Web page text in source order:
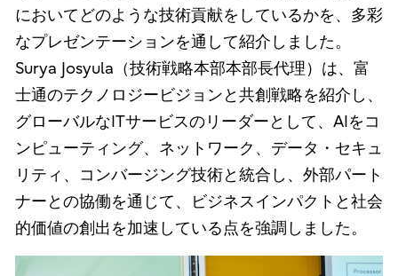
においてどのような技術貢献をしているかを、多彩
なプレゼンテーションを通して紹介しました。
Surya Josyula（技術戦略本部本部長代理）は、富
士通のテクノロジービジョンと共創戦略を紹介し、
グローバルなITサービスのリーダーとして、AIをコ
ンピューティング、ネットワーク、データ・セキュ
リティ、コンバージング技術と統合し、外部パート
ナーとの協働を通じて、ビジネスインパクトと社会
的価値の創出を加速している点を強調しました。